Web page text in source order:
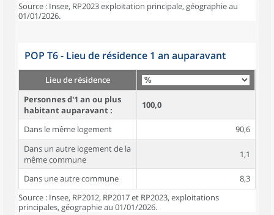
Source : Insee, RP2023 exploitation principale, géographie au
01/01/2026.
POP T6 - Lieu de résidence 1 an auparavant
Lieu de résidence
Personnes d'1 an ou plus
habitant auparavant :
100,0
Dans le même logement
90,6
Dans un autre logement de la
même commune
1,1
Dans une autre commune
8,3
Source : Insee, RP2012, RP2017 et RP2023, exploitations
principales, géographie au 01/01/2026.